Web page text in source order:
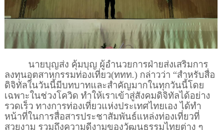
นายบุญส่ง คุ้มบุญ ผู้อำนวยการฝ่ายส่งเสริมการ
ลงทุนอุตสาหกรรมท่องเที่ยว(ททท.) กล่าวว่า “สำหรับสื่อ
ดิจิทัลในวันนี้มีบทบาทและสำคัญมากในทุกวันนี้โดย
เฉพาะในช่วงโควิด ทำให้เราเข้าสู่สังคมดิจิทัลได้อย่าง
รวดเร็ว ทางการท่องเที่ยวแห่งประเทศไทยเอง ได้ทำ
หน้าที่ในการสื่อสารประชาสัมพันธ์แหล่งท่องเที่ยวที่
สวยงาม รวมถึงความดีงามของวัฒนธรรมไทยต่าง ๆ